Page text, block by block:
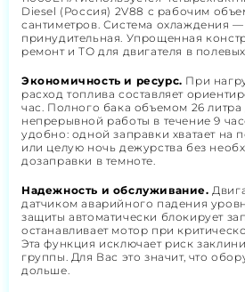
Diesel (Россия) 2V88 с рабочим
сантиметров. Система охлаждения
принудительная. Упрощенная
ремонт и ТО для двигателя в
Экономичность и ресурс. При
расход топлива составляет
час. Полного бака объемом 26 литра
непрерывной работы в течение 9
удобно: одной заправки хватает на
или целую ночь дежурства без
дозаправки в темноте.
Надежность и обслуживание.
датчиком аварийного падения
защиты автоматически блокирует
останавливает мотор при
Эта функция исключает риск
группы. Для Вас это значит, что
дольше.